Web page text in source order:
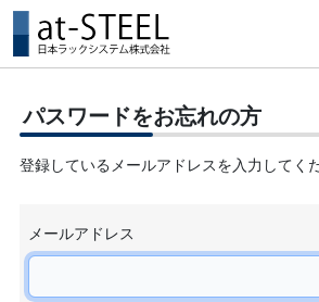
パスワードをお忘れの方
登録しているメールアドレスを入力してく
メールアドレス